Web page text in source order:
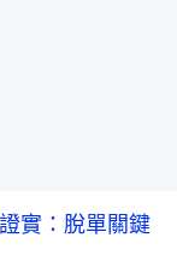
實：脫單關鍵